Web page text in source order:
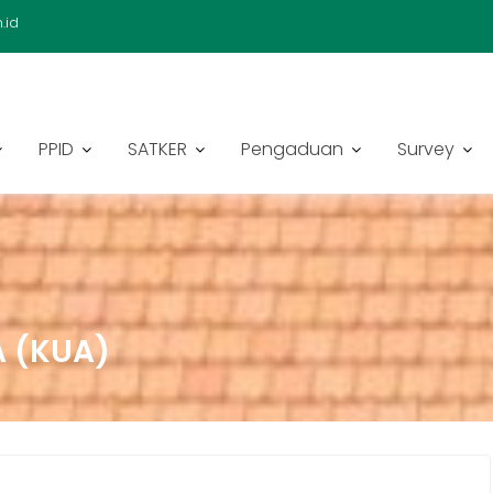
PPID SATKER Pengaduan Survey
(KUA)